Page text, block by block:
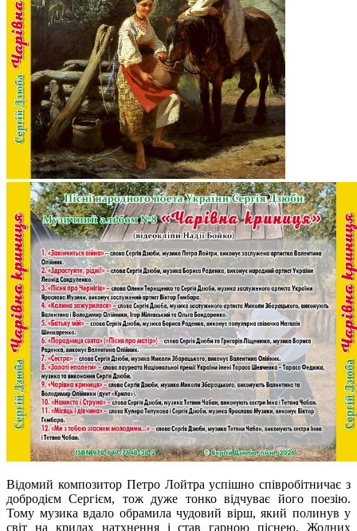
Відомий композитор Петро Лойтра успішно співробітничає з
добродієм Сергієм, тож дуже тонко відчуває його поезію.
Тому музика вдало обрамила чудовий вірш, який полинув у
світ на крилах натхнення і став гарною піснею. Жодних